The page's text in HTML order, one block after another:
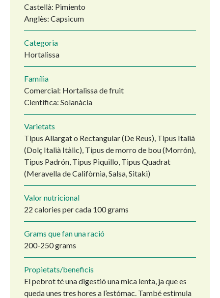
Castellà: Pimiento
Anglès: Capsicum
Categoria
Hortalissa
Família
Comercial: Hortalissa de fruit
Científica: Solanàcia
Varietats
Tipus Allargat o Rectangular (De Reus), Tipus Italià
(Dolç Italià Itàlic), Tipus de morro de bou (Morrón),
Tipus Padrón, Tipus Piquillo, Tipus Quadrat
(Meravella de Califòrnia, Salsa, Sitaki)
Valor nutricional
22 calories per cada 100 grams
Grams que fan una ració
200-250 grams
Propietats/beneficis
El pebrot té una digestió una mica lenta, ja que es
queda unes tres hores a l’estómac. També estimula